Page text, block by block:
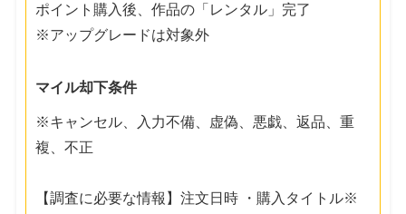
ポイント購入後、作品の「レンタル」完了
※アップグレードは対象外
マイル却下条件
※キャンセル、入力不備、虚偽、悪戯、返品、重
複、不正
【調査に必要な情報】注文日時 ・購入タイトル※